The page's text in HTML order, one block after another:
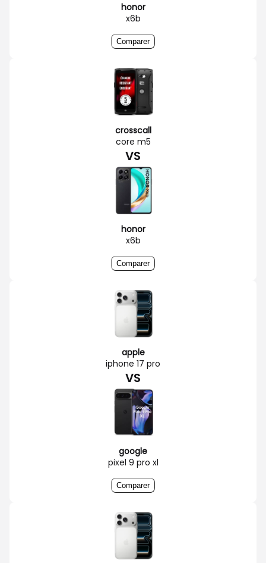
honor
x6b
Comparer
crosscall
core m5
VS
honor
x6b
Comparer
apple
iphone 17 pro
VS
google
pixel 9 pro xl
Comparer